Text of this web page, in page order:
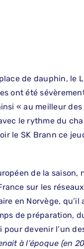
de dauphin, le
ont été
« au meilleur
le rythme du
le SK Brann ce
de la saison,
sur les
en Norvège,
de préparation,
devenir l’un
à l’époque (en